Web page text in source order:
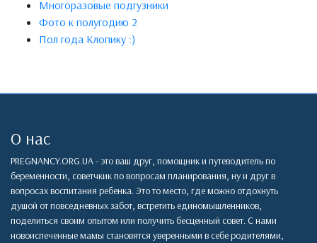
Многоразовые подгузники
Фото к полугодию 2
Пол года Клопику :)
О нас
PREGNANCY.ORG.UA - это ваш друг, помощник и путеводитель по
беременности, советчкик по вопросам планирования, ну и друг в
вопросах воспитания ребенка. Это то место, где можно отдохнуть
душой от повседневных забот, встретить единомышленников,
поделиться своим опытом или получить бесценный совет. С нами
новоиспеченные мамы становятся уверенными в себе родителями,